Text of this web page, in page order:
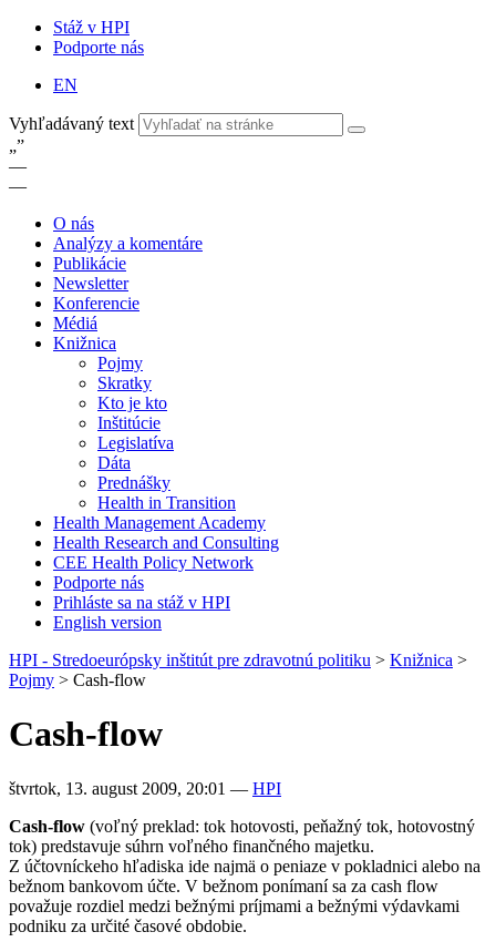
Stáž v HPI
Podporte nás
EN
Vyhľadávaný text
„”
—
—
O nás
Analýzy a komentáre
Publikácie
Newsletter
Konferencie
Médiá
Knižnica
Pojmy
Skratky
Kto je kto
Inštitúcie
Legislatíva
Dáta
Prednášky
Health in Transition
Health Management Academy
Health Research and Consulting
CEE Health Policy Network
Podporte nás
Prihláste sa na stáž v HPI
English version
HPI - Stredoeurópsky inštitút pre zdravotnú politiku > Knižnica >
Pojmy > Cash-flow
Cash-flow
štvrtok, 13. august 2009, 20:01 — HPI
Cash-flow (voľný preklad: tok hotovosti, peňažný tok, hotovostný
tok) predstavuje súhrn voľného finančného majetku.
Z účtovníckeho hľadiska ide najmä o peniaze v pokladnici alebo na
bežnom bankovom účte. V bežnom ponímaní sa za cash flow
považuje rozdiel medzi bežnými príjmami a bežnými výdavkami
podniku za určité časové obdobie.